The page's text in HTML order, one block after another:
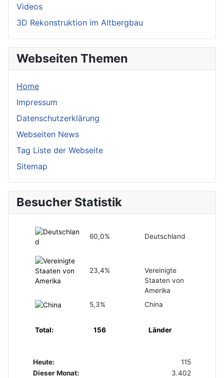
Videos
3D Rekonstruktion im Altbergbau
Webseiten Themen
Home
Impressum
Datenschutzerklärung
Webseiten News
Tag Liste der Webseite
Sitemap
Besucher Statistik
60,0% Deutschland
23,4%
Vereinigte
Staaten von
Amerika
5,3%
China
Total: 156 Länder
Heute:
115
Dieser Monat:
3.402